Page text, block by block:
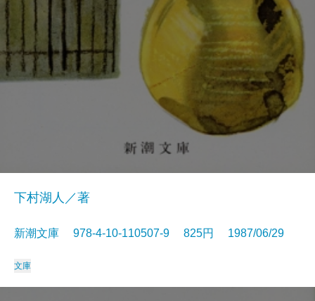
下村湖人／著
新潮文庫 978-4-10-110507-9 825円 1987/06/29
文庫